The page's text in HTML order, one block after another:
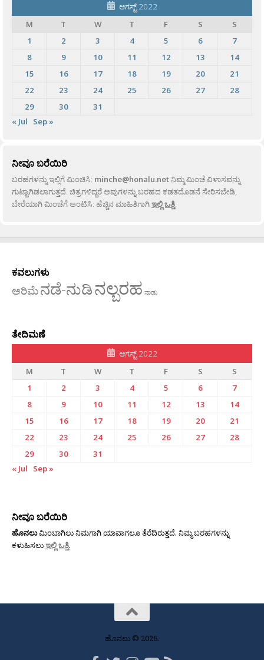
ಆಗಸ್ಟ್ 2022
M
T W T F S
S
1
2 3 4 5 6
7
8
9 10 11 12 13
14
15
16 17 18 19 20
21
22
23 24 25 26 27
28
29
30
31
« Jul
Sep »
ನೀವೂ ಬರೆಯಿರಿ
ಬರಹಗಳನ್ನು ಇಲ್ಲಿಗೆ ಮಿಂಚಿಸಿ: minche@honalu.netನಿಮ್ಮ ಮಿಂಚೆ ವಿಳಾಸವನ್ನು
ಗುಟ್ಟಾಗಿಡಲಾಗುತ್ತದೆ. ಚಿತ್ರಗಳಿದ್ದರೆ ಅವುಗಳನ್ನು ಬರಹದ ಕಡತದೊಡನೆ ಸೇರಿಸಬೇಡಿ,
ಬೇರೆಯಾಗಿ ಮಿಂಚೆಗೆ ಅಂಟಿಸಿ. ಹೆಚ್ಚಿನ ಮಾಹಿತಿಗಾಗಿಇಲ್ಲಿ ಒತ್ತಿ.
ಕವಲುಗಳು
ಅರಿಮೆನಡೆ-ನುಡಿನಲ್ಬರಹ ನಾಡು
ತೇದಿಮಣೆ
ಆಗಸ್ಟ್ 2022
M
T W T F S
S
1
2 3 4 5 6
7
8
9 10 11 12 13
14
15
16 17 18 19 20
21
22
23 24 25 26 27
28
29
30
31
« Jul
Sep »
ನೀವೂ ಬರೆಯಿರಿ
ಹೊನಲುಮಿಂಬಾಗಿಲು ನಿಮಗಾಗಿ ಯಾವಾಗಲೂ ತೆರೆದಿರುತ್ತದೆ. ನಿಮ್ಮ ಬರಹಗಳನ್ನು
ಕಳುಹಿಸಲುಇಲ್ಲಿ ಒತ್ತಿ.
ಹೊನಲು © 2026.